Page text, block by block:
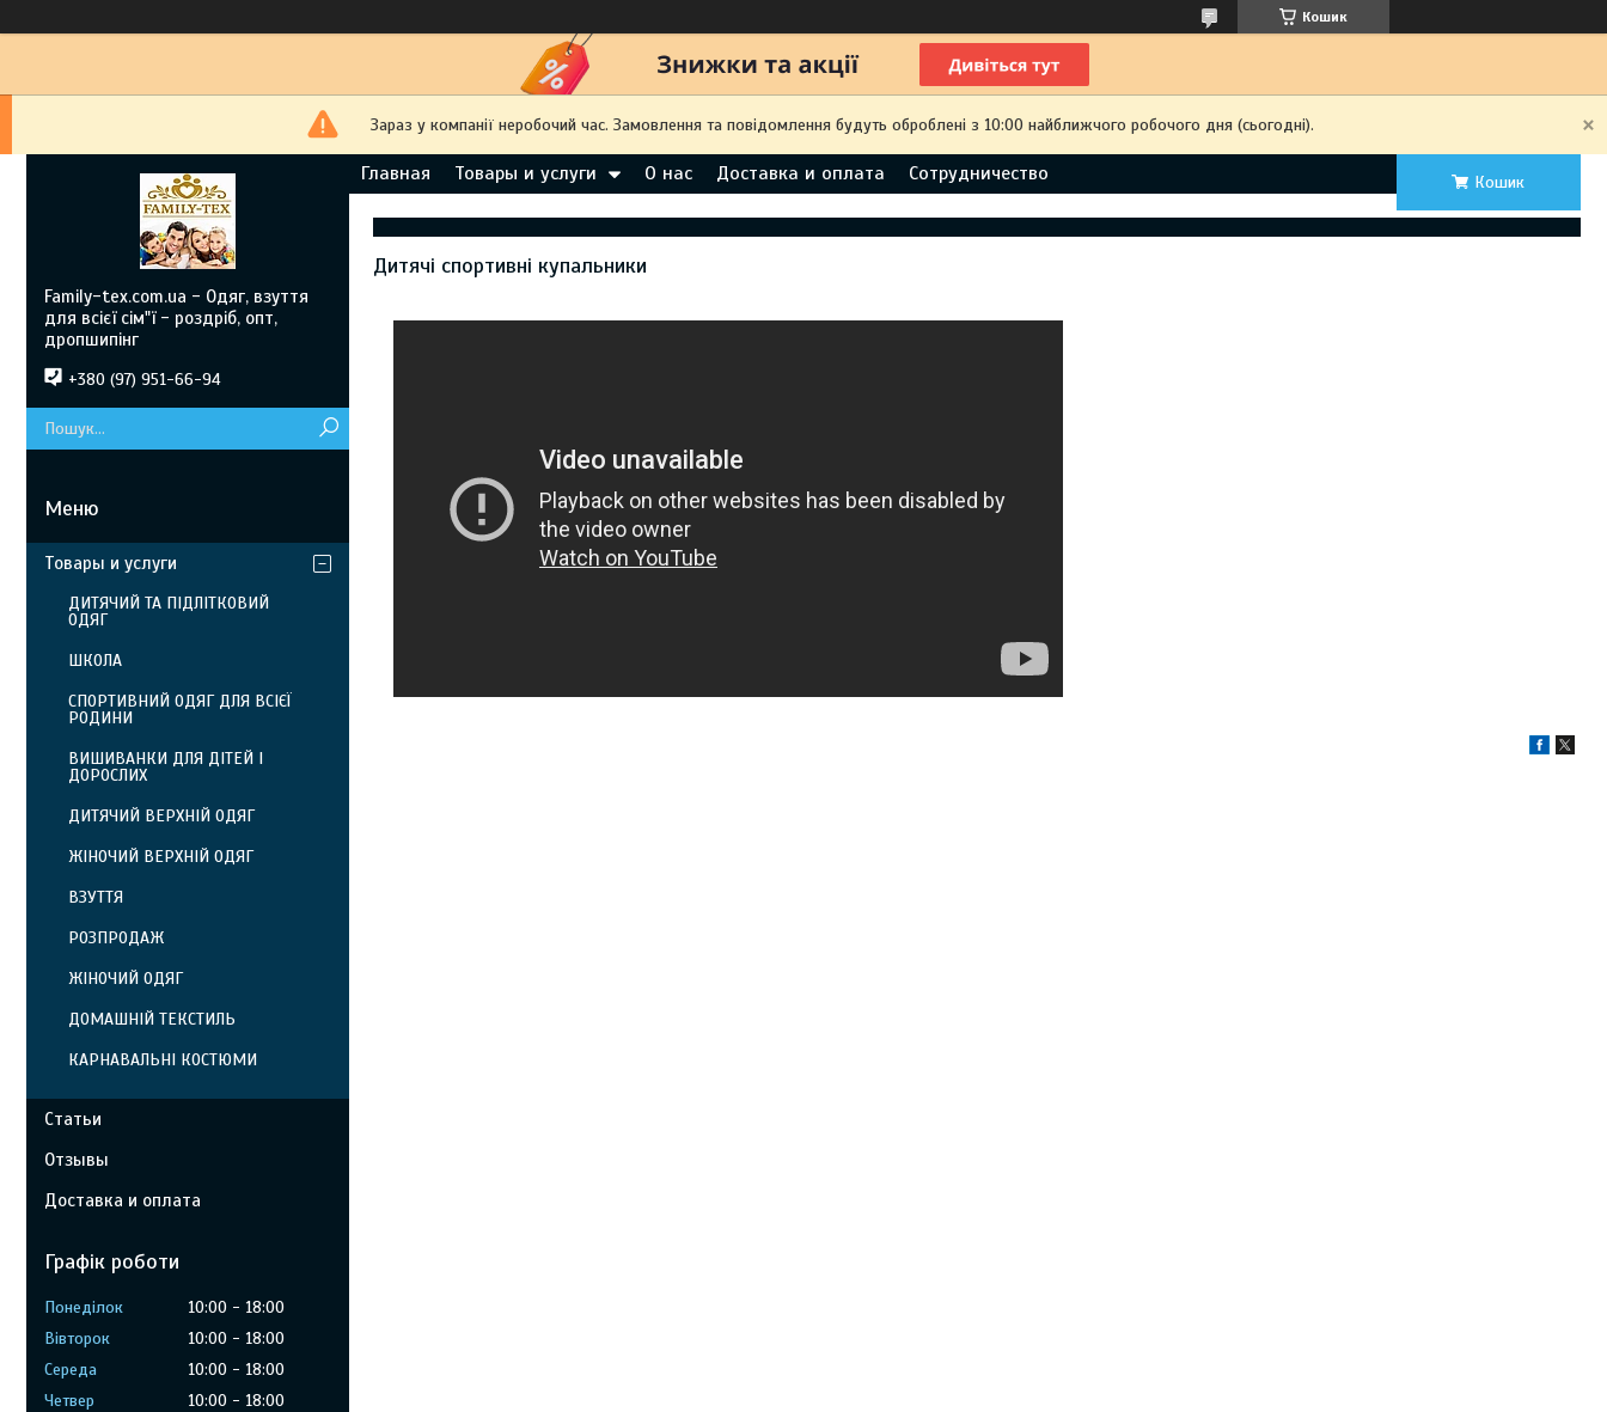
Кошик
Зараз у компанії неробочий час. Замовлення та повідомлення будуть оброблені з 10:00 найближчого робочого дня (сьогодні).
Главная Товары и услуги О нас Доставка и оплата Сотрудничество Кошик
Дитячі спортивні купальники
Family-tex.com.ua - Одяг, взуття
для всієї сім"ї - роздріб, опт,
дропшипінг
+380 (97) 951-66-94
Товары и услуги
ДИТЯЧИЙ ТА ПІДЛІТКОВИЙ
ОДЯГ
ШКОЛА
СПОРТИВНИЙ ОДЯГ ДЛЯ ВСІЄЇ
РОДИНИ
ВИШИВАНКИ ДЛЯ ДІТЕЙ І
ДОРОСЛИХ
ДИТЯЧИЙ ВЕРХНІЙ ОДЯГ
ЖІНОЧИЙ ВЕРХНІЙ ОДЯГ
ВЗУТТЯ
РОЗПРОДАЖ
ЖІНОЧИЙ ОДЯГ
ДОМАШНІЙ ТЕКСТИЛЬ
КАРНАВАЛЬНІ КОСТЮМИ
Статьи
Отзывы
Доставка и оплата
Графік роботи
Понеділок 10:00
18:00
Вівторок
10:00
18:00
Середа
10:00
18:00
Четвер
10:00
18:00